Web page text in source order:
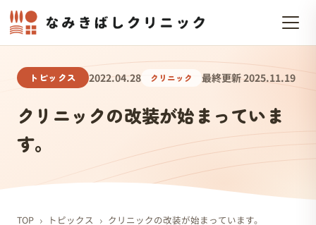
トピックス 2022.04.28 クリニック 最終更新 2025.11.19
クリニックの改装が始まっていま
す。
TOP › トピックス › クリニックの改装が始まっています。